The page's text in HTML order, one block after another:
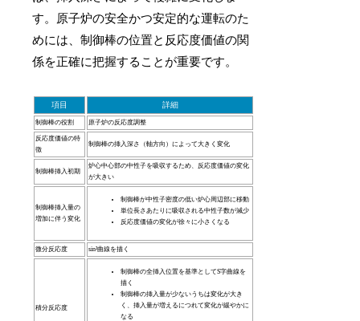
す。原子炉の安全かつ安定的な運転のた
めには、制御棒の位置と反応度価値の関
係を正確に把握することが重要です。
項目 詳細
制御棒の役割 原子炉の反応度調整
反応度価値の特
徴
制御棒の挿入深さ（軸方向）によって大きく変化
制御棒挿入初期
炉心中心部の中性子を吸収するため、反応度価値の変化
が大きい
制御棒挿入量の
増加に伴う変化
制御棒が中性子密度の低い炉心周辺部に移動
単位長さあたりに吸収される中性子数が減少
反応度価値の変化が徐々に小さくなる
微分反応度 sin²曲線を描く
積分反応度
制御棒の全挿入位置を基準としてS字曲線を
描く
制御棒の挿入量が少ないうちは変化が大き
く、挿入量が増えるにつれて変化が緩やかに
なる